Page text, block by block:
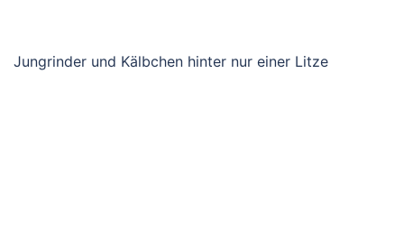
Jungrinder und Kälbchen hinter nur einer Litze